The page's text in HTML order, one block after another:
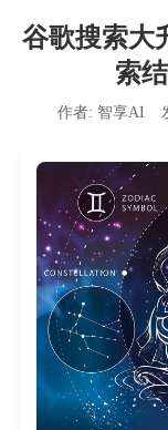
谷歌搜索大
索
作者: 智享AI